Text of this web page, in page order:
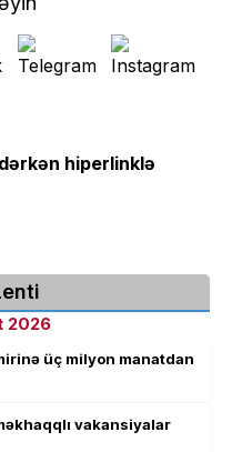
hiperlinklə
2026
üç milyon manatdan
vakansiyalar